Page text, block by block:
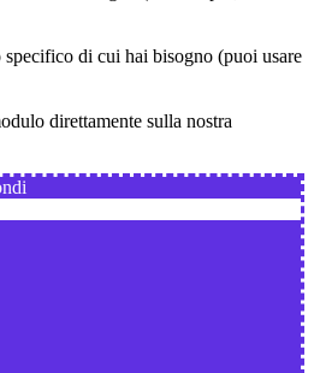
di cui hai bisogno (puoi usare
direttamente sulla nostra